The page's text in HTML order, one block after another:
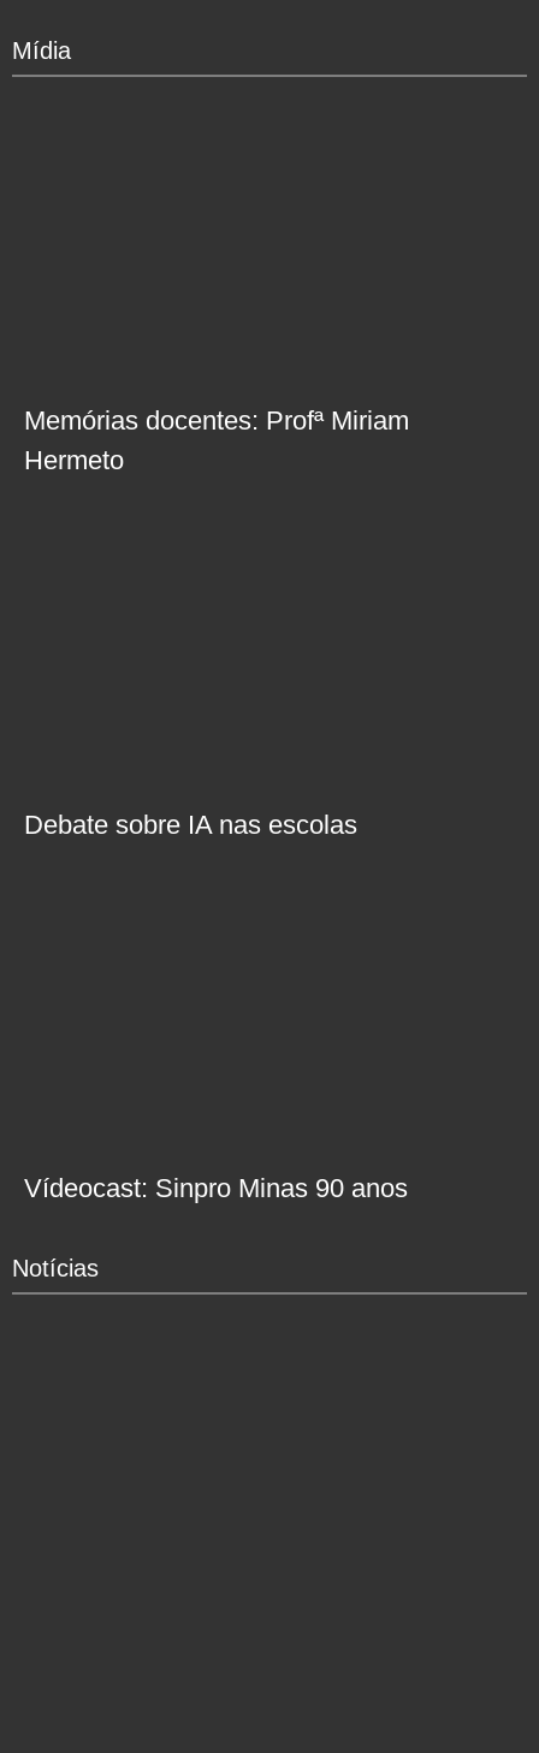
Mídia
Memórias docentes: Profª Miriam
Hermeto
Debate sobre IA nas escolas
Vídeocast: Sinpro Minas 90 anos
Notícias